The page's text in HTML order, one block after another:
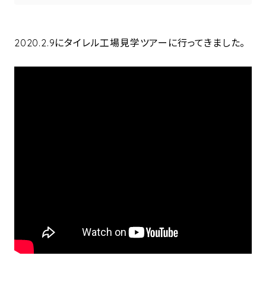
2020.2.9にタイレル工場見学ツアーに行ってきました。